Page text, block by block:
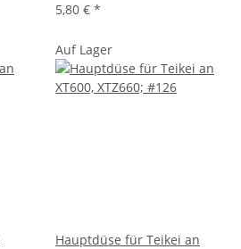
5,80 € *
Auf Lager
Hauptdüse für Teikei an